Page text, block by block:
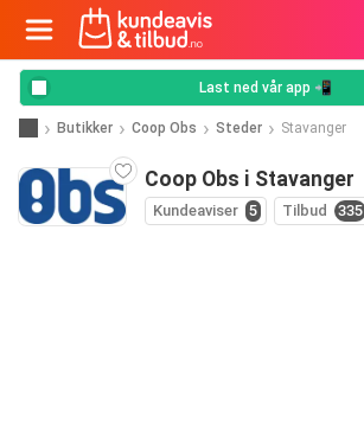
Last ned vår app 📲
Butikker Coop Obs Steder Stavanger
Coop Obs i Stavanger
Kundeaviser 5 Tilbud 335